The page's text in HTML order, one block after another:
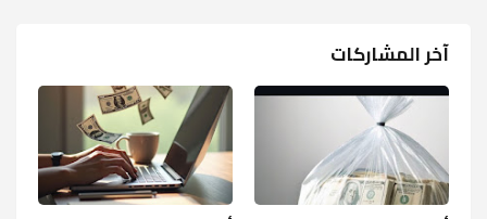
آخر المشاركات